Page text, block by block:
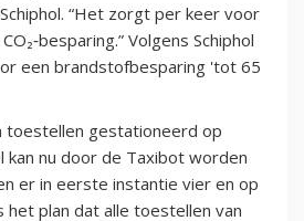
“Het zorgt per keer voor
Volgens Schiphol
een brandstofbesparing 'tot 65
toestellen gestationeerd op
kan nu door de Taxibot worden
er in eerste instantie vier en op
het plan dat alle toestellen van